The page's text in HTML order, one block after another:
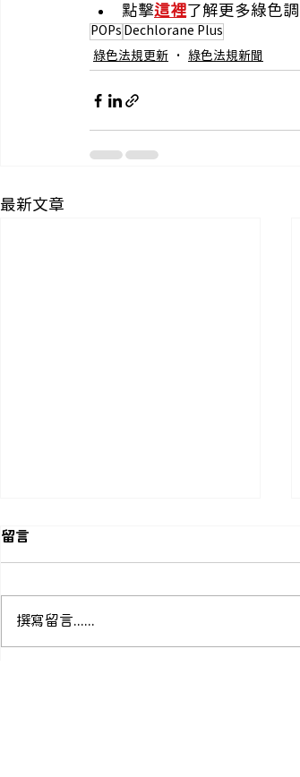
點擊這裡了解更多綠色
POPs Dechlorane Plus
綠色法規更新
綠色法規新聞
最新文章
留言
撰寫留言......